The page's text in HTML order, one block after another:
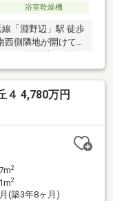
浴室乾燥機
「淵野辺」駅 徒歩
側隣地が開けてお
は3面採光・各洋
やすいリビング階
分譲地内の入口付
浴室乾燥機・複層
ー淵野辺駅前店 徒
お問い合わせく
４ 4,780万円
2
2
(築3年8ヶ月)